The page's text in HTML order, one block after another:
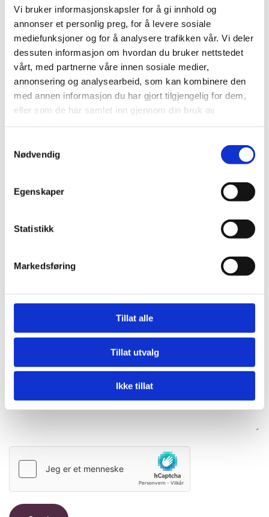
Vi bruker informasjonskapsler for å gi innhold og
annonser et personlig preg, for å levere sosiale
mediefunksjoner og for å analysere trafikken vår. Vi deler
dessuten informasjon om hvordan du bruker nettstedet
vårt, med partnerne våre innen sosiale medier,
annonsering og analysearbeid, som kan kombinere den
med annen informasjon du har gjort tilgjengelig for dem,
eller som de har samlet inn gjennom din bruk av
Nødvendig
Egenskaper
Statistikk
Markedsføring
Tillat alle
Tillat utvalg
Ikke tillat
martine@dissimilis.no
0
Skriv en kommentar
E-post: